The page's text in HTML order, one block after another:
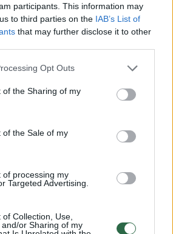
participants. This information may
to third parties on the IAB’s List of
that may further disclose it to other
Opt Outs
of the Sharing of my
of the Sale of my
of processing my
Targeted Advertising.
Collection, Use,
or Sharing of my
00:45:05
galime planuoti šventes draugų
00:17:23
plitimą: ši savaitė bus
pats žmogus kalba vien apie
elgtis priešingai